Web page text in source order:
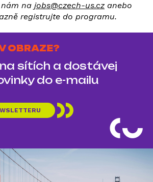
na jobs@czech-us.cz anebo
registrujte do programu.
OBRAZE?
sítích a dostávej
do e-mailu